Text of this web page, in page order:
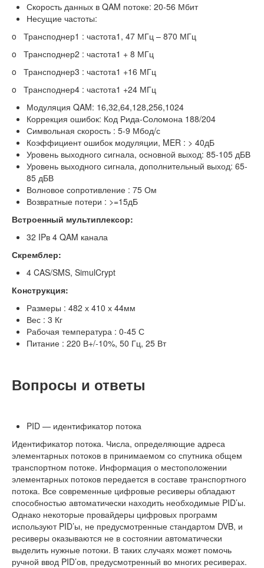
Скорость данных в QAM потоке: 20-56 Мбит
Несущие частоты:
o Трансподнер1 : частота1, 47 МГц – 870 МГц
o Трансподнер2 : частота1 + 8 МГц
o Трансподнер3 : частота1 +16 МГц
o Трансподнер4 : частота1 +24 МГц
Модуляция QAM: 16,32,64,128,256,1024
Коррекция ошибок: Код Рида-Соломона 188/204
Символьная скорость : 5-9 Мбод/с
Коэффициент ошибок модуляции, MER : > 40дБ
Уровень выходного сигнала, основной выход: 85-105 дБВ
Уровень выходного сигнала, дополнительный выход: 65-
85 дБВ
Волновое сопротивление : 75 Ом
Возвратные потери : >=15дБ
Встроенный мультиплексор:
32 IPв 4 QAM канала
Скремблер:
4 CAS/SMS, SimulCrypt
Конструкция:
Размеры : 482 х 410 х 44мм
Вес : 3 Кг
Рабочая температура : 0-45 С
Питание : 220 В+/-10%, 50 Гц, 25 Вт
Вопросы и ответы
PID — идентификатор потока
Идентификатор потока. Числа, определяющие адреса
элементарных потоков в принимаемом со спутника общем
транспортном потоке. Информация о местоположении
элементарных потоков передается в составе транспортного
потока. Все современные цифровые ресиверы обладают
способностью автоматически находить необходимые PID’ы.
Однако некоторые провайдеры цифровых программ
используют PID’ы, не предусмотренные стандартом DVB, и
ресиверы оказываются не в состоянии автоматически
выделить нужные потоки. В таких случаях может помочь
ручной ввод PID’ов, предусмотренный во многих ресиверах.